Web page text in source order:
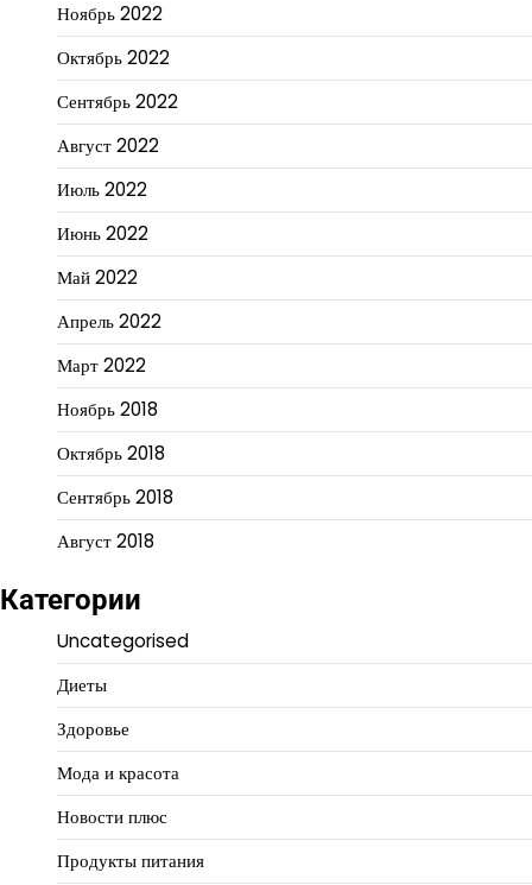
Ноябрь 2022
Октябрь 2022
Сентябрь 2022
Август 2022
Июль 2022
Июнь 2022
Май 2022
Апрель 2022
Март 2022
Ноябрь 2018
Октябрь 2018
Сентябрь 2018
Август 2018
Категории
Uncategorised
Диеты
Здоровье
Мода и красота
Новости плюс
Продукты питания